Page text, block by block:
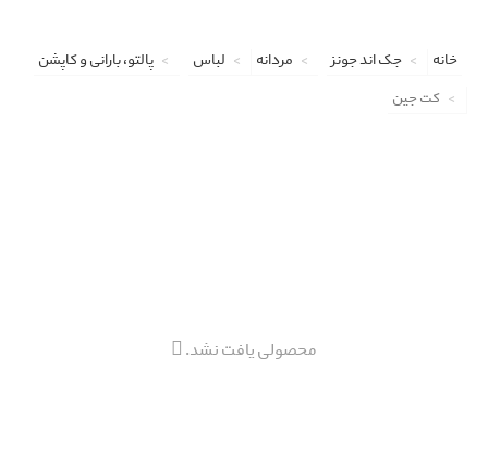
خانه جک اند جونز مردانه لباس
پالتو، بارانی و کاپشن
کت جین
محصولی یافت نشد.